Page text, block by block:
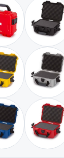
rot / mit Erste-Hilfe-
gelb / mit
blau / mit rot /